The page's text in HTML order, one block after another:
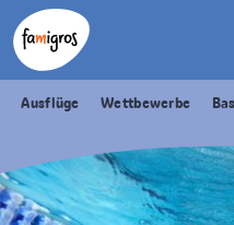
Sprungmarken
Navigation
Header
Logo
Ausflüge Wettbewerbe